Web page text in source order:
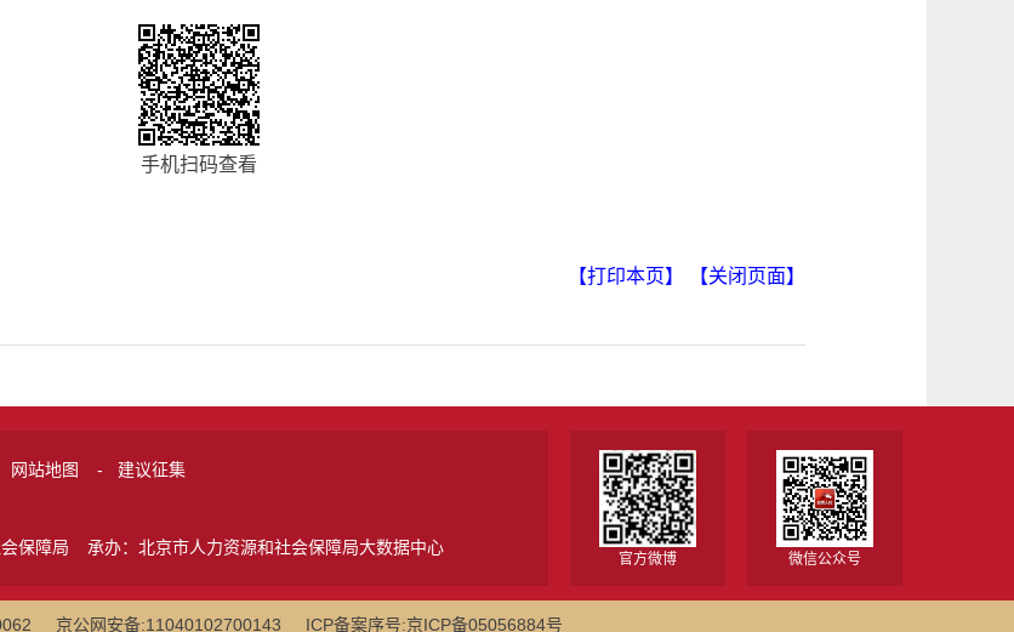
手机扫码查看
【打印本页】 【关闭页面】
微信公众号
官方微博
网站地图 - 建议征集
保障局
承办：北京市人力资源和社会保障局大数据中心
京公网安备:11040102700143 ICP备案序号:京ICP备05056884号